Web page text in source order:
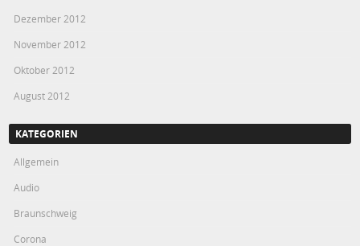
Dezember 2012
November 2012
Oktober 2012
August 2012
KATEGORIEN
Allgemein
Audio
Braunschweig
Corona